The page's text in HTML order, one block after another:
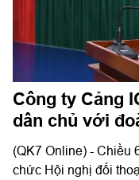
Công ty Cảng
dân chủ với
(QK7 Online) - Chiều
chức Hội nghị đối